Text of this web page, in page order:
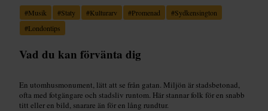
#Musik #Staty #Kulturarv #Promenad #Sydkensington
#Londontips
Vad du kan förvänta dig
En utomhusmonument, lätt att se från gatan. Miljön är stadsbetonad,
ofta med fotgängare och stadsliv runtom. Här stannar folk för en snabb
titt eller en bild, snarare än för en lång rundtur.